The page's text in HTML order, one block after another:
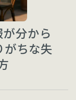
が分から
ちな失